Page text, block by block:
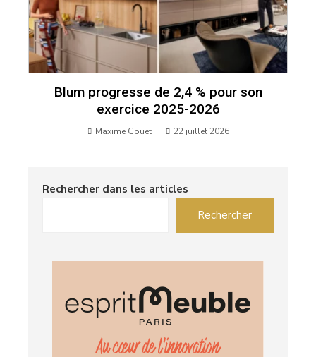
Blum progresse de 2,4 % pour son
exercice 2025-2026
Maxime Gouet 22 juillet 2026
Rechercher dans les articles
Rechercher